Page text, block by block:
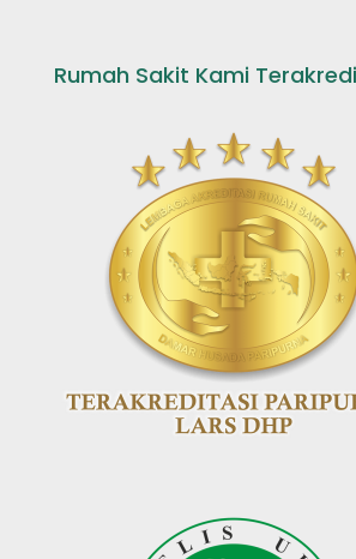
Rumah Sakit Kami